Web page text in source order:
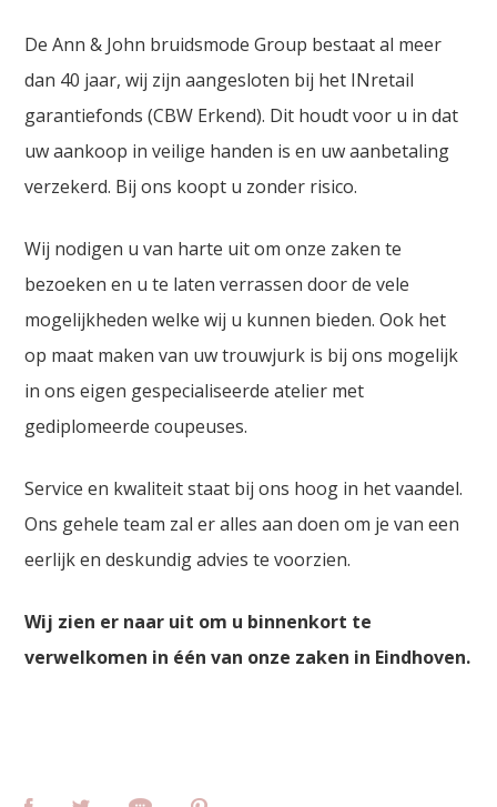
De Ann & John bruidsmode Group bestaat al meer
dan 40 jaar, wij zijn aangesloten bij het INretail
garantiefonds (CBW Erkend). Dit houdt voor u in dat
uw aankoop in veilige handen is en uw aanbetaling
verzekerd. Bij ons koopt u zonder risico.
Wij nodigen u van harte uit om onze zaken te
bezoeken en u te laten verrassen door de vele
mogelijkheden welke wij u kunnen bieden. Ook het
op maat maken van uw trouwjurk is bij ons mogelijk
in ons eigen gespecialiseerde atelier met
gediplomeerde coupeuses.
Service en kwaliteit staat bij ons hoog in het vaandel.
Ons gehele team zal er alles aan doen om je van een
eerlijk en deskundig advies te voorzien.
Wij zien er naar uit om u binnenkort te
verwelkomen in één van onze zaken in Eindhoven.